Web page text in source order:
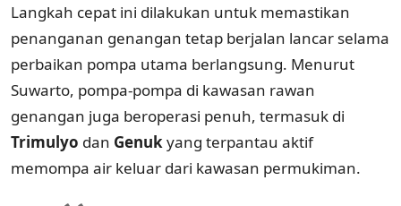
Langkah cepat ini dilakukan untuk memastikan
penanganan genangan tetap berjalan lancar selama
perbaikan pompa utama berlangsung. Menurut
Suwarto, pompa-pompa di kawasan rawan
genangan juga beroperasi penuh, termasuk di
Trimulyo dan Genukyang terpantau aktif
memompa air keluar dari kawasan permukiman.